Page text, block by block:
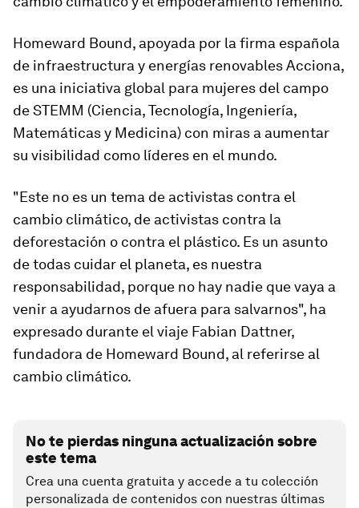
Homeward Bound, apoyada por la firma española
de infraestructura y energías renovables Acciona,
es una iniciativa global para mujeres del campo
de STEMM (Ciencia, Tecnología, Ingeniería,
Matemáticas y Medicina) con miras a aumentar
su visibilidad como líderes en el mundo.
"Este no es un tema de activistas contra el
cambio climático, de activistas contra la
deforestación o contra el plástico. Es un asunto
de todas cuidar el planeta, es nuestra
responsabilidad, porque no hay nadie que vaya a
venir a ayudarnos de afuera para salvarnos", ha
expresado durante el viaje Fabian Dattner,
fundadora de Homeward Bound, al referirse al
cambio climático.
No te pierdas ninguna actualización sobre
este tema
Crea una cuenta gratuita y accede a tu colección
personalizada de contenidos con nuestras últimas